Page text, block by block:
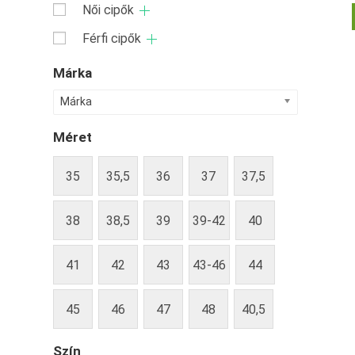
Női cipők
Férfi cipők
Márka
Márka
Méret
35 35,5 36 37 37,5
38 38,5 39 39-42 40
41 42 43 43-46 44
45 46 47 48 40,5
Szín